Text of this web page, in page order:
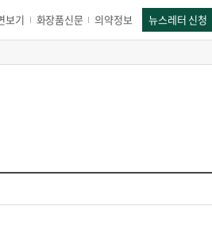
보기 화장품신문 의약정보 뉴스레터 신청